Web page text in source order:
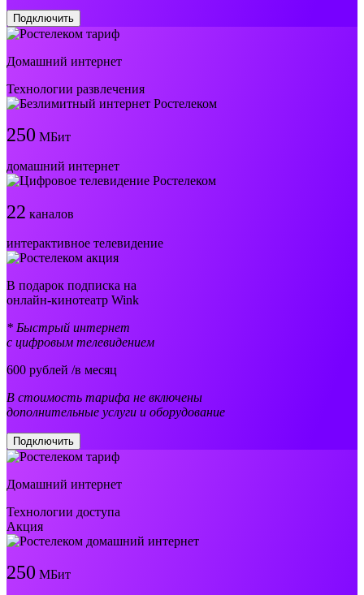
Подключить
Домашний интернет
Технологии развлечения
250 МБит
домашний интернет
22 каналов
интерактивное телевидение
В подарок подписка на
онлайн-кинотеатр Wink
* Быстрый интернет
с цифровым телевидением
600 рублей /в месяц
В стоимость тарифа не включены
дополнительные услуги и оборудование
Подключить
Домашний интернет
Технологии доступа
Акция
250 МБит